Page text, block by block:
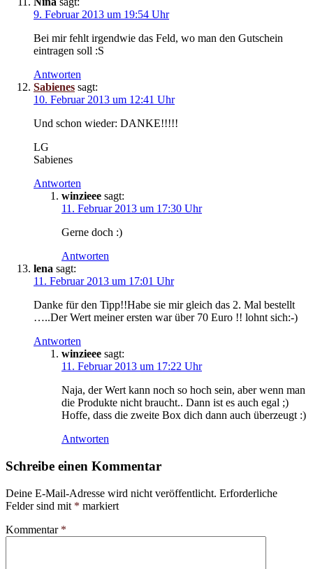
9. Februar 2013 um 19:54 Uhr
Bei mir fehlt irgendwie das Feld, wo man den Gutschein
eintragen soll :S
Antworten
Sabienes sagt:
10. Februar 2013 um 12:41 Uhr
Und schon wieder: DANKE!!!!!
LG
Sabienes
Antworten
winzieee sagt:
11. Februar 2013 um 17:30 Uhr
Gerne doch :)
Antworten
lena sagt:
11. Februar 2013 um 17:01 Uhr
Danke für den Tipp!!Habe sie mir gleich das 2. Mal bestellt
…..Der Wert meiner ersten war über 70 Euro !! lohnt sich:-)
Antworten
winzieee sagt:
11. Februar 2013 um 17:22 Uhr
Naja, der Wert kann noch so hoch sein, aber wenn man
die Produkte nicht braucht.. Dann ist es auch egal ;)
Hoffe, dass die zweite Box dich dann auch überzeugt :)
Antworten
Schreibe einen Kommentar
Deine E-Mail-Adresse wird nicht veröffentlicht. Erforderliche
Felder sind mit * markiert
Kommentar *